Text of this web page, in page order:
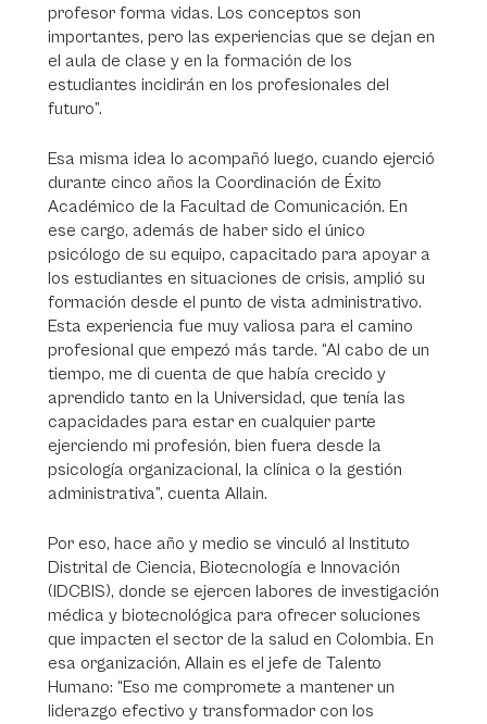
profesor forma vidas. Los conceptos son
importantes, pero las experiencias que se dejan en
el aula de clase y en la formación de los
estudiantes incidirán en los profesionales del
futuro”.
Esa misma idea lo acompañó luego, cuando ejerció
durante cinco años la Coordinación de Éxito
Académico de la Facultad de Comunicación. En
ese cargo, además de haber sido el único
psicólogo de su equipo, capacitado para apoyar a
los estudiantes en situaciones de crisis, amplió su
formación desde el punto de vista administrativo.
Esta experiencia fue muy valiosa para el camino
profesional que empezó más tarde. “Al cabo de un
tiempo, me di cuenta de que había crecido y
aprendido tanto en la Universidad, que tenía las
capacidades para estar en cualquier parte
ejerciendo mi profesión, bien fuera desde la
psicología organizacional, la clínica o la gestión
administrativa”, cuenta Allain.
Por eso, hace año y medio se vinculó al Instituto
Distrital de Ciencia, Biotecnología e Innovación
(IDCBIS), donde se ejercen labores de investigación
médica y biotecnológica para ofrecer soluciones
que impacten el sector de la salud en Colombia. En
esa organización, Allain es el jefe de Talento
Humano: “Eso me compromete a mantener un
liderazgo efectivo y transformador con los